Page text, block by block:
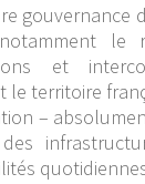
gouvernance
le
et
le territoire
–